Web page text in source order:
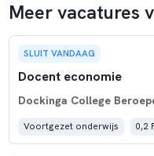
Meer vacatures
SLUIT VANDAAG
Docent economie
Dockinga College
Voortgezet onderwijs 0,2